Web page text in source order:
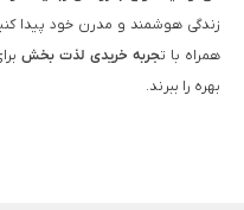
زندگی هوشمند و مدرن خود پیدا
همراه با تجربه خریدی لذت‌ بخش
بهره را ببرند.